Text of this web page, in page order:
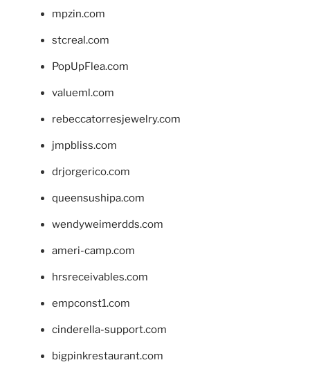
mpzin.com
stcreal.com
PopUpFlea.com
valueml.com
rebeccatorresjewelry.com
jmpbliss.com
drjorgerico.com
queensushipa.com
wendyweimerdds.com
ameri-camp.com
hrsreceivables.com
empconst1.com
cinderella-support.com
bigpinkrestaurant.com